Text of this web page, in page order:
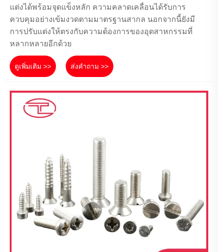
แต่งได้พร้อมจุดแข็งหลัก ความคลาดเคลื่อนได้รับการ
ควบคุมอย่างเข้มงวดตามมาตรฐานสากล นอกจากนี้ยังมี
การปรับแต่งให้ตรงกับความต้องการของอุตสาหกรรมที่
หลากหลายอีกด้วย
ดูเพิ่มเติม >> ส่งคำถาม >>